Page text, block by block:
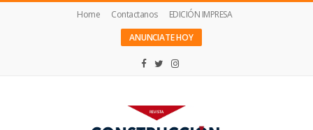
Home Contactanos
EDICIÓN IMPRESA
ANUNCIATE HOY